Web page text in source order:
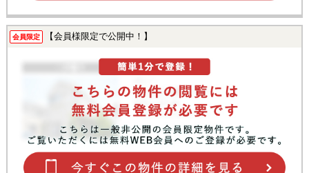
会員限定 【会員様限定で公開中！】